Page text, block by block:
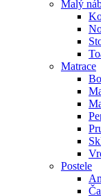
Malý
Matrace
Postele